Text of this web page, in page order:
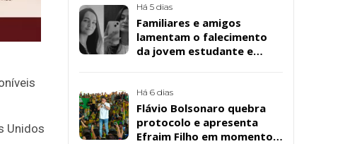
Unidos
Há 5 dias
Familiares e amigos
lamentam o falecimento
da jovem estudante e
Santos, em Patos
Há 6 dias
Flávio Bolsonaro quebra
protocolo e apresenta
Efraim Filho em momento